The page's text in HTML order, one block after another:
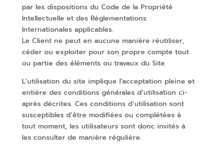
par les dispositions du Code de la Propriété
Intellectuelle et des Réglementations
Internationales applicables.
Le Client ne peut en aucune manière réutiliser,
céder ou exploiter pour son propre compte tout
ou partie des éléments ou travaux du Site.
L’utilisation du site implique l’acceptation pleine et
entière des conditions générales d’utilisation ci-
après décrites. Ces conditions d’utilisation sont
susceptibles d’être modifiées ou complétées à
tout moment, les utilisateurs sont donc invités à
les consulter de manière régulière.